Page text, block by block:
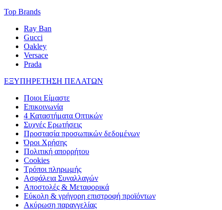
Top Brands
Ray Ban
Gucci
Oakley
Versace
Prada
ΕΞΥΠΗΡΕΤΗΣΗ ΠΕΛΑΤΩΝ
Ποιοι Είμαστε
Επικοινωνία
4 Καταστήματα Οπτικών
Συχνές Ερωτήσεις
Προστασία προσωπικών δεδομένων
Όροι Χρήσης
Πολιτική απορρήτου
Cookies
Τρόποι πληρωμής
Ασφάλεια Συναλλαγών
Αποστολές & Μεταφορικά
Εύκολη & γρήγορη επιστροφή προϊόντων
Ακύρωση παραγγελίας